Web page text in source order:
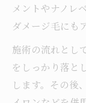
メントやナノレ
ダメージ毛にも
施術の流れとし
をしっかり落と
します。その後